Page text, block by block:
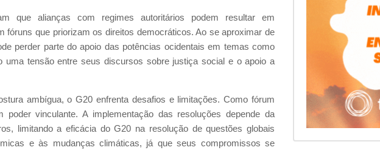
que alianças com regimes autoritários podem resultar em
fóruns que priorizam os direitos democráticos. Ao se aproximar de
perder parte do apoio das potências ocidentais em temas como
uma tensão entre seus discursos sobre justiça social e o apoio a
ambígua, o G20 enfrenta desafios e limitações. Como fórum
vinculante. A implementação das resoluções depende da
limitando a eficácia do G20 na resolução de questões globais
e às mudanças climáticas, já que seus compromissos se